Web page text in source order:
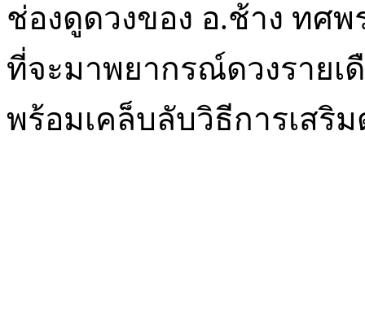
ช่องดูดวงของ อ.ช้าง ทศ
ที่จะมาพยากรณ์ดวงรายเ
พร้อมเคล็บลับวิธีการเสริ